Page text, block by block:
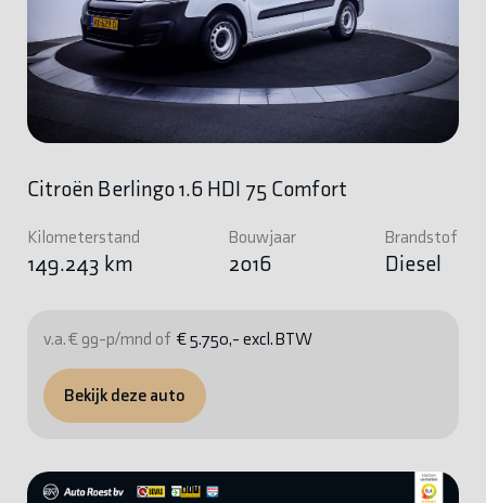
Citroën Berlingo 1.6 HDI 75 Comfort
Kilometerstand
149.243 km
Bouwjaar
2016
Brandstof
Diesel
v.a. € 99-p/mnd of € 5.750,- excl. BTW
Bekijk deze auto